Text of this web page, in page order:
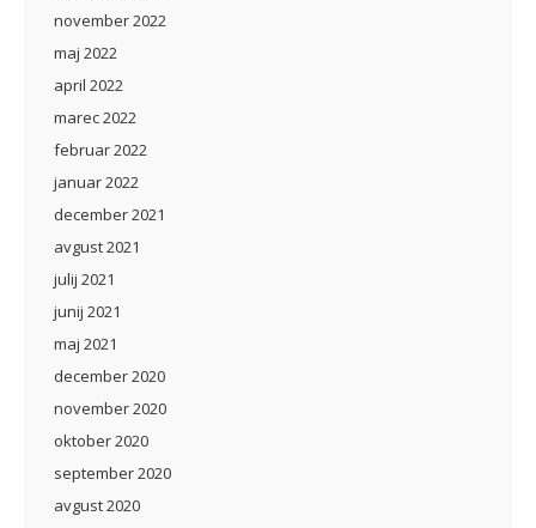
november 2022
maj 2022
april 2022
marec 2022
februar 2022
januar 2022
december 2021
avgust 2021
julij 2021
junij 2021
maj 2021
december 2020
november 2020
oktober 2020
september 2020
avgust 2020